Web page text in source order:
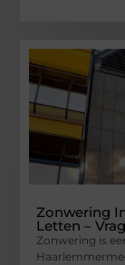
Zonwering
Letten –
Zonwering is